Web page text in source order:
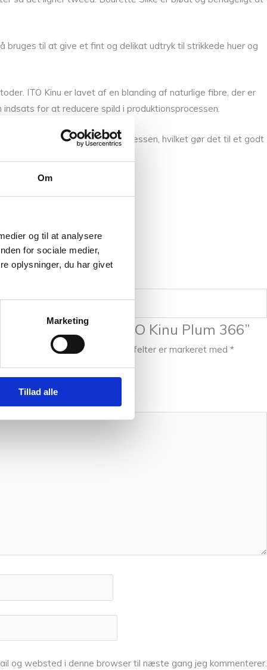
Om
og til at analysere
for sociale medier,
oplysninger, du har givet
Marketing
Tillad alle
til at give et fint og delikat udtryk til strikkede huer og
ITO Kinu er lavet af en blanding af naturlige fibre, der er
for at reducere spild i produktionsprocessen.
til miljøet i produktionsprocessen, hvilket gør det til et godt
til at anmelde “ITO Kinu Plum 366”
ikke blive publiceret. Krævede felter er markeret med *
og websted i denne browser til næste gang jeg kommenterer.